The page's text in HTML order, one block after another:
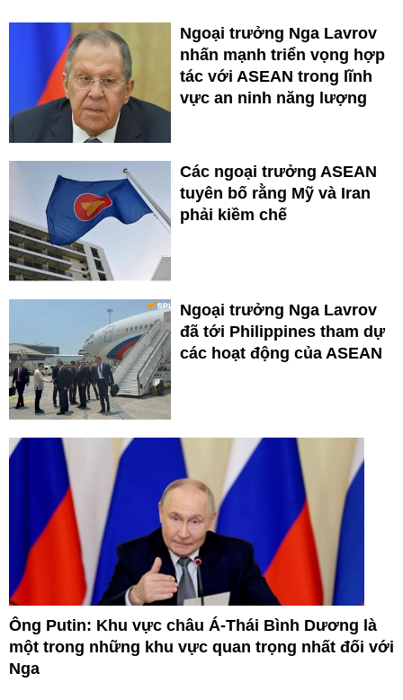
Ngoại trưởng Nga Lavrov
nhấn mạnh triển vọng hợp
tác với ASEAN trong lĩnh
vực an ninh năng lượng
Các ngoại trưởng ASEAN
tuyên bố rằng Mỹ và Iran
phải kiềm chế
Ngoại trưởng Nga Lavrov
đã tới Philippines tham dự
các hoạt động của ASEAN
Ông Putin: Khu vực châu Á-Thái Bình Dương là
một trong những khu vực quan trọng nhất đối với
Nga